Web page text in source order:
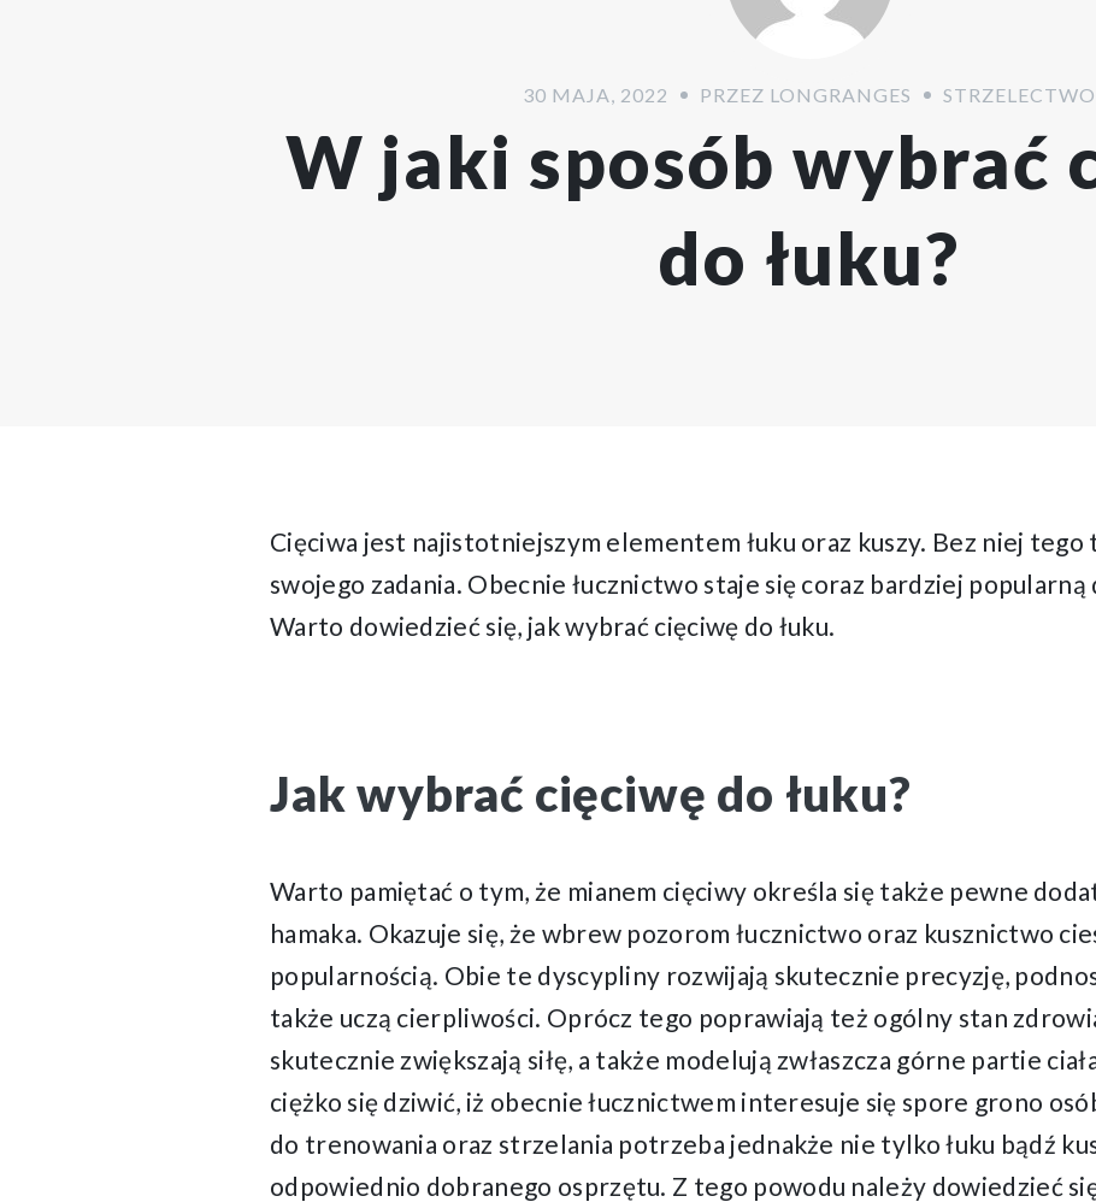
30 MAJA, 2022 PRZEZ LONGRANGES STRZELECTWO
W jaki sposób wybrać
do łuku?
Cięciwa jest najistotniejszym elementem łuku oraz kuszy. Bez niej tego
swojego zadania. Obecnie łucznictwo staje się coraz bardziej
Warto dowiedzieć się, jak wybrać cięciwę do łuku.
Jak wybrać cięciwę do łuku?
Warto pamiętać o tym, że mianem cięciwy określa się także pewne
hamaka. Okazuje się, że wbrew pozorom łucznictwo oraz kusznictwo
popularnością. Obie te dyscypliny rozwijają skutecznie precyzję,
także uczą cierpliwości. Oprócz tego poprawiają też ogólny stan
skutecznie zwiększają siłę, a także modelują zwłaszcza górne partie
ciężko się dziwić, iż obecnie łucznictwem interesuje się spore grono
do trenowania oraz strzelania potrzeba jednakże nie tylko łuku bądź
odpowiednio dobranego osprzętu. Z tego powodu należy dowiedzieć